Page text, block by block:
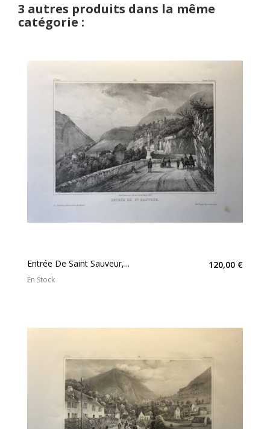
3 autres produits dans la même
catégorie :
Entrée De Saint Sauveur,... 120,00 €
En Stock